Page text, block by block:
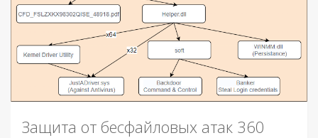
Защита от бесфайловых атак 360